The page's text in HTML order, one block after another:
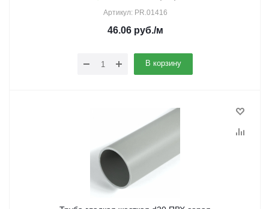
Артикул: PR.01416
46.06руб./м
В корзину